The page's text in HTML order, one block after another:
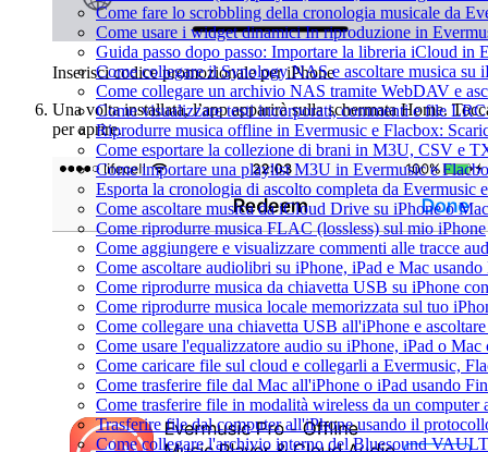
Come fare lo scrobbling della cronologia musicale da
Come usare i widget dinamici In riproduzione in
Guida passo dopo passo: Importare la libreria iCloud in
Come collegare il Synology NAS e ascoltare musica su
Come collegare un archivio NAS tramite WebDAV e
Come visualizzare testi incorporati, commenti e file
Riprodurre musica offline in Evermusic e Flacbox:
Come esportare la collezione di brani in M3U, CSV e
Come importare una playlist M3U in Evermusic e
Esporta la cronologia di ascolto completa da Evermusic
Come ascoltare musica da iCloud Drive su iPhone o Mac
Come riprodurre musica FLAC (lossless) sul mio iPhone
Come aggiungere e visualizzare commenti alle tracce
Come ascoltare audiolibri su iPhone, iPad e Mac
Come riprodurre musica da chiavetta USB su iPhone
Come riprodurre musica locale memorizzata sul tuo
Come collegare una chiavetta USB all'iPhone e
Come usare l'equalizzatore audio su iPhone, iPad o
Come caricare file sul cloud e collegarli a Evermusic,
Come trasferire file dal Mac all'iPhone o iPad usando
Come trasferire file in modalità wireless da un
Trasferire file dal computer all'iPhone usando il
Come collegare l'archivio interno del Bluesound
Inserisci codice promozionale per iPhone
Una volta installata, l’app apparirà sulla schermata Home.
per aprire.